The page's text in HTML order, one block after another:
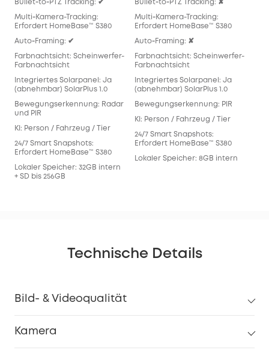
Bullet‑to‑PTZ Tracking: ✔
Multi‑Kamera-Tracking:
Erfordert HomeBase™ S380
Auto‑Framing: ✔
Farbnachtsicht: Scheinwerfer-
Farbnachtsicht
Integriertes Solarpanel: Ja
(abnehmbar) SolarPlus 1.0
Bewegungserkennung: Radar
und PIR
KI: Person / Fahrzeug / Tier
24/7 Smart Snapshots:
Erfordert HomeBase™ S380
Lokaler Speicher: 32GB intern
+ SD bis 256GB
Bullet‑to‑PTZ Tracking: ✘
Multi‑Kamera-Tracking:
Erfordert HomeBase™ S380
Auto‑Framing: ✘
Farbnachtsicht: Scheinwerfer-
Farbnachtsicht
Integriertes Solarpanel: Ja
(abnehmbar) SolarPlus 1.0
Bewegungserkennung: PIR
KI: Person / Fahrzeug / Tier
24/7 Smart Snapshots:
Erfordert HomeBase™ S380
Lokaler Speicher: 8GB intern
Technische Details
Bild- & Videoqualität
Kamera